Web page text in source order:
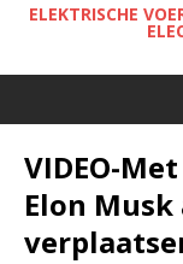
ELEKTRISCHE
VIDEO-
Elon